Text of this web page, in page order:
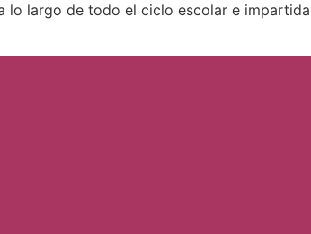
lo largo de todo el ciclo escolar e